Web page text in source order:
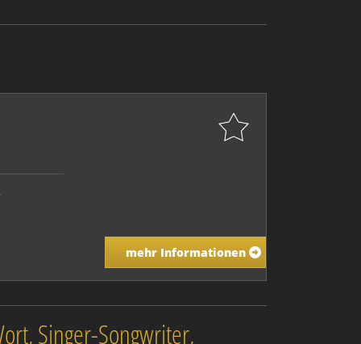
mehr Informationen
Singer-Songwriter,